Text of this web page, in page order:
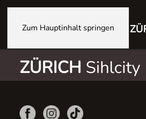
Zum Hauptinhalt springen
ZÜRICH Sihlcity